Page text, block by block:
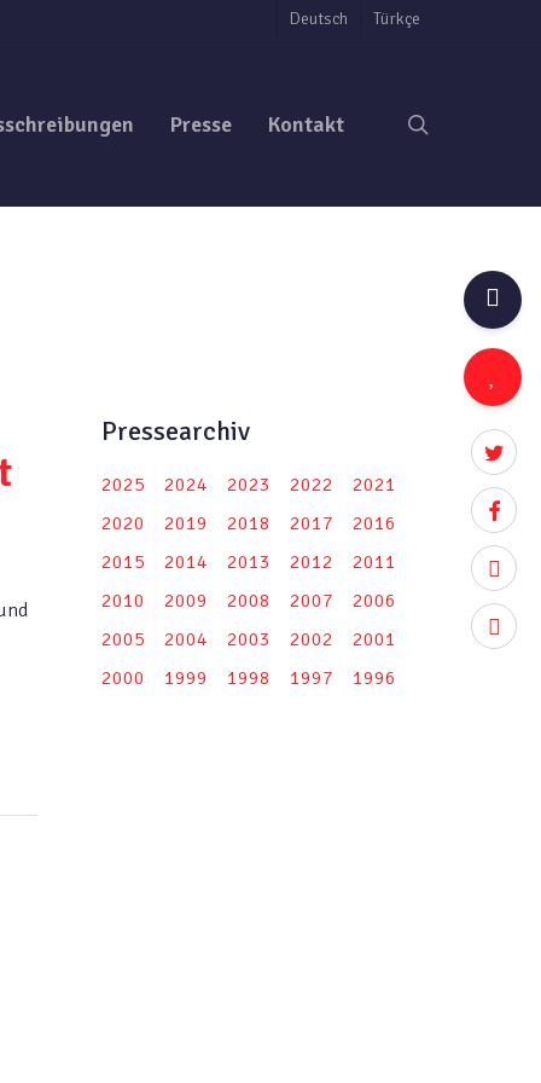
twitter
Deutsch Türkçe
Presse Kontakt
Pressearchiv
2025 2024 2023 2022
2021
2020
2019 2018 2017
2016
2015
2014 2013 2012
2011
2010
2009 2008 2007
2006
2005
2004 2003 2002
2001
2000
1999 1998 1997 1996